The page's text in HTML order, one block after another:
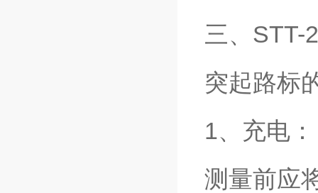
三、STT-
突起路标
1、充电：
测量前应